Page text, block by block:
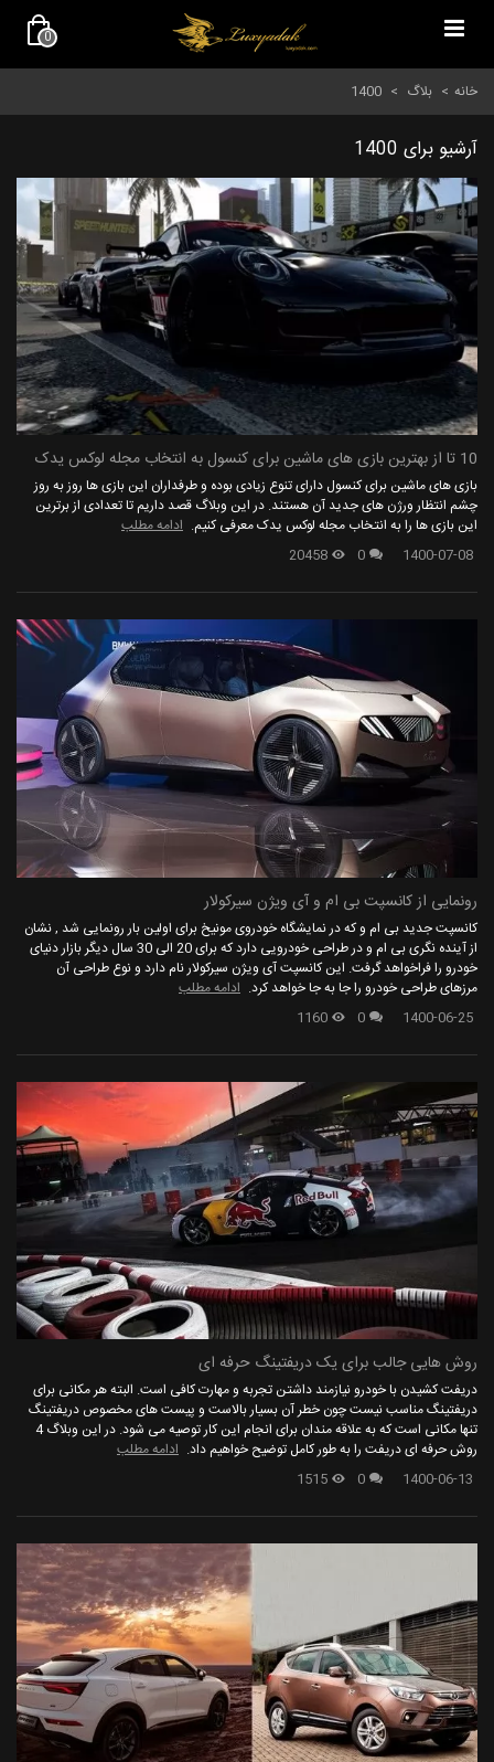
0
خانه > بلاگ >
1400
آرشیو برای 1400
10 تا از بهترین بازی های ماشین برای کنسول به انتخاب مجله لوکس یدک
بازی های ماشین برای کنسول دارای تنوع زیادی بوده و طرفداران این بازی ها روز به روز
چشم انتظار ورژن های جدید آن هستند. در این وبلاگ قصد داریم تا تعدادی از برترین
این بازی ها را به انتخاب مجله لوکس یدک معرفی کنیم. ادامه مطلب
1400-07-08
0
20458
رونمایی از کانسپت بی ام و آی ویژن سیرکولار
کانسپت جدید بی ام و که در نمایشگاه خودروی مونیخ برای اولین بار رونمایی شد , نشان
از آینده نگری بی ام و در طراحی خودرویی دارد که برای 20 الی 30 سال دیگر بازار دنیای
خودرو را فراخواهد گرفت. این کانسپت آی ویژن سیرکولار نام دارد و نوع طراحی آن
مرزهای طراحی خودرو را جا به جا خواهد کرد. ادامه مطلب
1400-06-25
0
1160
روش هایی جالب برای یک دریفتینگ حرفه ای
دریفت کشیدن با خودرو نیازمند داشتن تجربه و مهارت کافی است. البته هر مکانی برای
دریفتینگ مناسب نیست چون خطر آن بسیار بالاست و پیست های مخصوص دریفتینگ
تنها مکانی است که به علاقه مندان برای انجام این کار توصیه می شود. در این وبلاگ 4
روش حرفه ای دریفت را به طور کامل توضیح خواهیم داد. ادامه مطلب
1400-06-13
0
1515